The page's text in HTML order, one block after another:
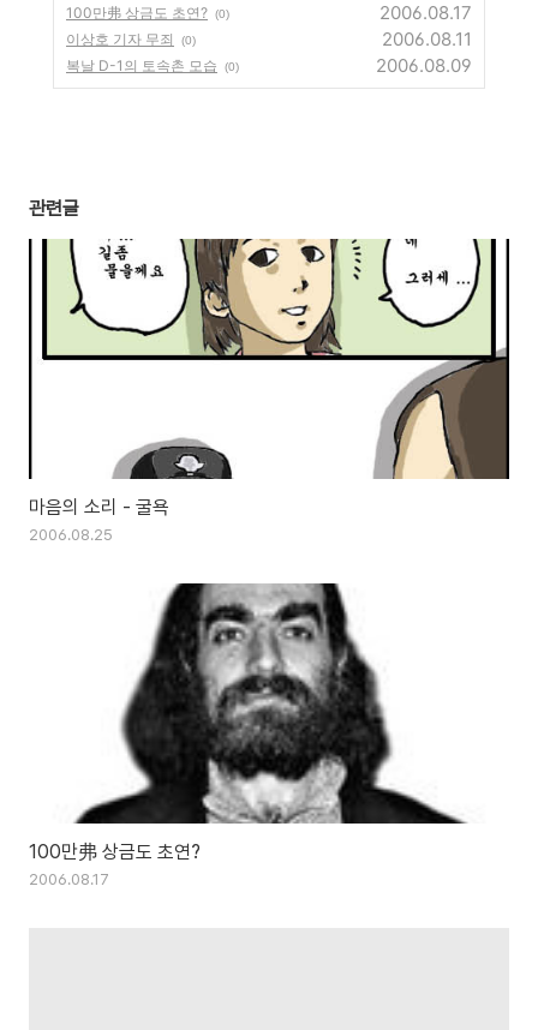
100만弗 상금도 초연? (0) 2006.08.17
이상호 기자 무죄 (0) 2006.08.11
복날 D-1의 토속촌 모습 (0) 2006.08.09
관련글
마음의 소리 - 굴욕
2006.08.25
100만弗 상금도 초연?
2006.08.17